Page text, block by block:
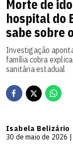
Morte de
hospital do
sabe sobre
Investigação
família cobra
sanitária estadual
Isabela Belizário
30 de maio de 2026